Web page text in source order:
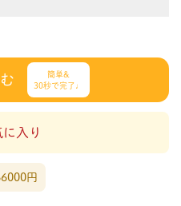
簡単&
30秒で完了♩
に入り
円